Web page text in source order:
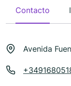
Contacto
Avenida